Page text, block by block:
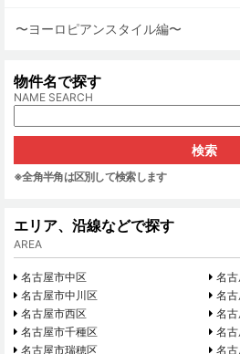
〜ヨーロピアンスタイル編〜
物件名で探す
NAME SEARCH
※全角半角は区別して検索します
エリア、沿線などで探す
AREA
名古屋市中区
名
名古屋市中川区
名
名古屋市西区
名
名古屋市千種区
名
名古屋市瑞穂区
名